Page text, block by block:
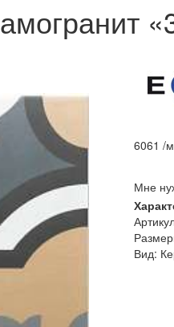
6061 /м
Мне
Вид: